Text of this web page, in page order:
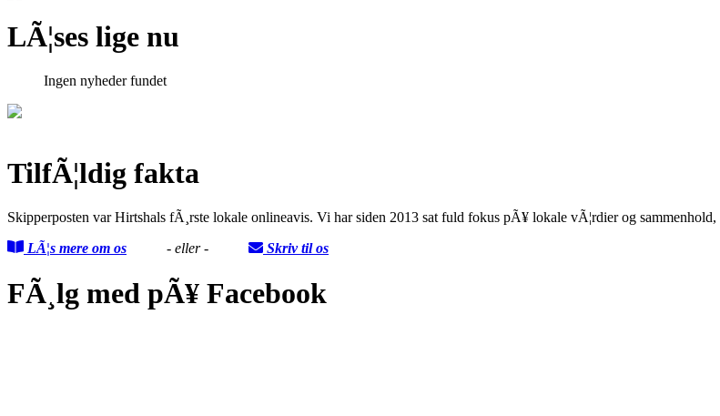
LÃ¦ses lige nu
Ingen nyheder fundet
TilfÃ¦ldig fakta
Skipperposten var Hirtshals fÃ¸rste lokale onlineavis. Vi har siden 2013 sat fuld fokus pÃ¥ lokale vÃ¦rdier og
LÃ¦s mere om os
- eller - Skriv til os
FÃ¸lg med pÃ¥ Facebook